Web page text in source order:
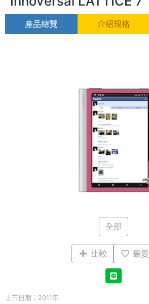
產品總覽 介紹規格
全部
比較 最愛
上市日期：2011年